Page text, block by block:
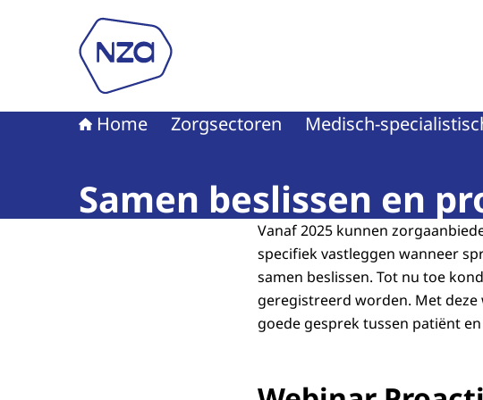
Home Zorgsectoren Medisch-
Samen beslissen en
Vanaf 2025 kunnen
specifiek vastleggen wanneer
samen beslissen. Tot nu toe
geregistreerd worden. Met
goede gesprek tussen patiënt